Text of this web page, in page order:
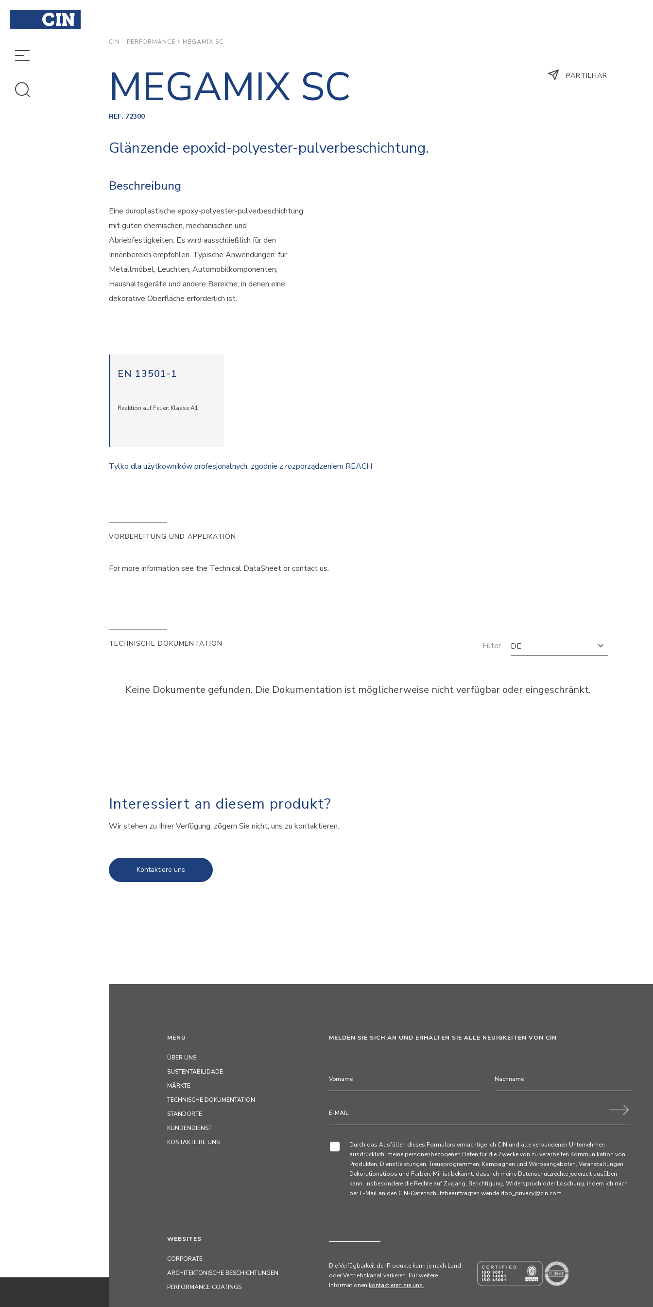
CIN - PERFORMANCE MEGAMIX SC
MEGAMIX SC
REF. 72300
Glänzende epoxid-polyester-pulverbeschichtung.
Beschreibung
Eine duroplastische epoxy-polyester-pulverbeschichtung
mit guten chemischen, mechanischen und
Abriebfestigkeiten. Es wird ausschließlich für den
Innenbereich empfohlen. Typische Anwendungen: für
Metallmöbel, Leuchten, Automobilkomponenten,
Haushaltsgeräte und andere Bereiche, in denen eine
dekorative Oberfläche erforderlich ist.
PARTILHAR
EN 13501-1
Reaktion auf Feuer: Klasse A1
Tylko dla użytkowników profesjonalnych, zgodnie z rozporządzeniem REACH
VORBEREITUNG UND APPLIKATION
For more information see the Technical DataSheet or contact us.
TECHNISCHE DOKUMENTATION Filter DE
Keine Dokumente gefunden. Die Dokumentation ist möglicherweise nicht verfügbar oder eingeschränkt.
Interessiert an diesem produkt?
Wir stehen zu Ihrer Verfügung, zögern Sie nicht, uns zu kontaktieren.
Kontaktiere uns
MENU
ÜBER UNS
SUSTENTABILIDADE
MÄRKTE
TECHNISCHE DOKUMENTATION
STANDORTE
KUNDENDIENST
KONTAKTIERE UNS
MELDEN SIE SICH AN UND ERHALTEN SIE ALLE NEUIGKEITEN VON CIN
Durch das Ausfüllen dieses Formulars ermächtige ich CIN und alle verbundenen Unternehmen
ausdrücklich, meine personenbezogenen Daten für die Zwecke von zu verarbeiten Kommunikation von
Produkten, Dienstleistungen, Treueprogrammen, Kampagnen und Werbeangeboten, Veranstaltungen,
Dekorationstipps und Farben. Mir ist bekannt, dass ich meine Datenschutzrechte jederzeit ausüben
kann, insbesondere die Rechte auf Zugang, Berichtigung, Widerspruch oder Löschung, indem ich mich
per E-Mail an den CIN-Datenschutzbeauftragten wende dpo_privacy@cin.com
WEBSITES
CORPORATE
ARCHITEKTONISCHE BESCHICHTUNGEN
PERFORMANCE COATINGS
Die Verfügbarkeit der Produkte kann je nach Land
oder Vertriebskanal variieren. Für weitere
Informationen kontaktieren sie uns.